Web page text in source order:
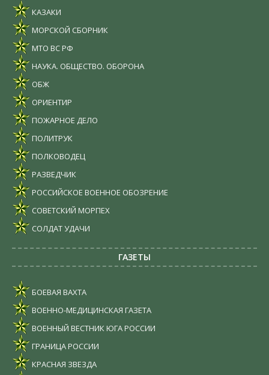
КАЗАКИ
МОРСКОЙ СБОРНИК
МТО ВС РФ
НАУКА. ОБЩЕСТВО. ОБОРОНА
ОБЖ
ОРИЕНТИР
ПОЖАРНОЕ ДЕЛО
ПОЛИТРУК
ПОЛКОВОДЕЦ
РАЗВЕДЧИК
РОССИЙСКОЕ ВОЕННОЕ ОБОЗРЕНИЕ
СОВЕТСКИЙ МОРПЕХ
СОЛДАТ УДАЧИ
ГАЗЕТЫ
БОЕВАЯ ВАХТА
ВОЕННО-МЕДИЦИНСКАЯ ГАЗЕТА
ВОЕННЫЙ ВЕСТНИК ЮГА РОССИИ
ГРАНИЦА РОССИИ
КРАСНАЯ ЗВЕЗДА